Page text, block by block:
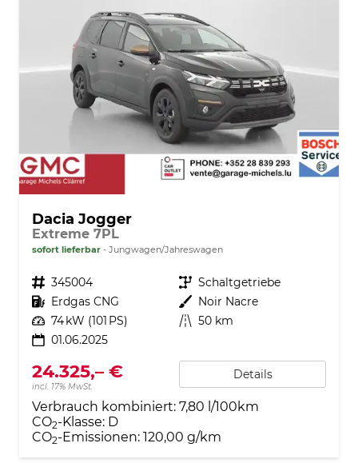
Dacia Jogger
Extreme 7PL
sofort lieferbar Jungwagen/Jahreswagen
Fahrzeugnr. 345004 Getriebe Schaltgetriebe
Kraftstoff Erdgas CNG Außenfarbe Noir Nacre
Leistung 74 kW (101 PS) Kilometerstand 50 km
01.06.2025
24.325,– €
incl. 17% MwSt.
Details
Verbrauch kombiniert: 7,80 l/100km
CO2-Klasse: D
CO2-Emissionen: 120,00 g/km